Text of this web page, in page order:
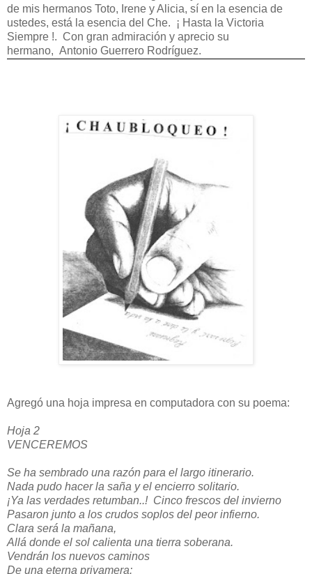
de mis hermanos Toto, Irene y Alicia, sí en la esencia de
ustedes, está la esencia del Che. ¡ Hasta la Victoria
Siempre !. Con gran admiración y aprecio su
hermano, Antonio Guerrero Rodríguez.
Agregó una hoja impresa en computadora con su poema:
Hoja 2
VENCEREMOS
Se ha sembrado una razón para el largo itinerario.
Nada pudo hacer la saña y el encierro solitario.
¡Ya las verdades retumban..! Cinco frescos del invierno
Pasaron junto a los crudos soplos del peor infierno.
Clara será la mañana,
Allá donde el sol calienta una tierra soberana.
Vendrán los nuevos caminos
De una eterna privamera: